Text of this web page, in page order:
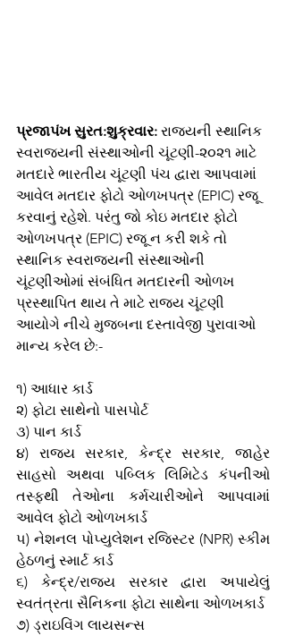
પ્રજાપંખ સુરત:શુક્રવાર: રાજ્યની સ્થાનિક
સ્વરાજ્યની સંસ્થાઓની ચૂંટણી-૨૦૨૧ માટે
મતદારે ભારતીય ચૂંટણી પંચ દ્વારા આપવામાં
આવેલ મતદાર ફોટો ઓળખપત્ર (EPIC) રજૂ
કરવાનું રહેશે. પરંતુ જો કોઇ મતદાર ફોટો
ઓળખપત્ર (EPIC) રજૂ ન કરી શકે તો
સ્થાનિક સ્વરાજ્યની સંસ્થાઓની
ચૂંટણીઓમાં સંબંધિત મતદારની ઓળખ
પ્રસ્‍થાપિત થાય તે માટે રાજ્ય ચૂંટણી
આયોગે નીચે મુજબના દસ્તાવેજી પુરાવાઓ
માન્ય કરેલ છે:-
૧) આધાર કાર્ડ
૨) ફોટા સાથેનો પાસપોર્ટ
૩) પાન કાર્ડ
૪) રાજ્ય સરકાર, કેન્દ્ર સરકાર, જાહેર
સાહસો અથવા પબ્લિક લિમિટેડ કંપનીઓ
તસ્ફથી તેઓના કર્મચારીઓને આપવામાં
આવેલ ફોટો ઓળખકાર્ડ
૫) નેશનલ પોપ્યુલેશન રજિસ્ટર (NPR) સ્કીમ
હેઠળનું સ્માર્ટ કાર્ડ
૬) કેન્દ્ર/રાજ્ય સરકાર દ્વારા અપાયેલું
સ્વતંત્રતા સૈનિકના ફોટા સાથેના ઓળખકાર્ડ
૭) ડ્રાઇવિંગ લાયસન્સ